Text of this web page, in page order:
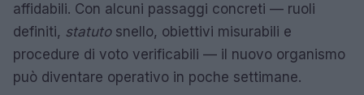
affidabili. Con alcuni passaggi concreti — ruoli
definiti, statutosnello, obiettivi misurabili e
procedure di voto verificabili — il nuovo organismo
può diventare operativo in poche settimane.